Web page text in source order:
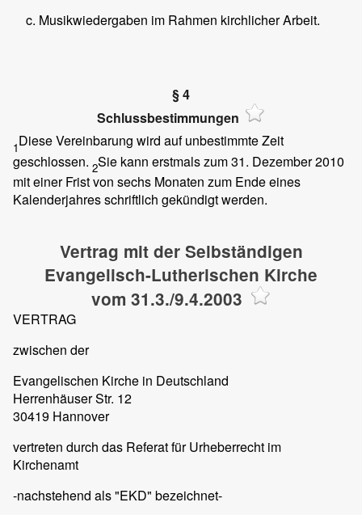
Musikwiedergaben im Rahmen kirchlicher Arbeit.
§ 4
Schlussbestimmungen
1Diese Vereinbarung wird auf unbestimmte Zeit
geschlossen. 2Sie kann erstmals zum 31. Dezember 2010
mit einer Frist von sechs Monaten zum Ende eines
Kalenderjahres schriftlich gekündigt werden.
Vertrag mit der Selbständigen
Evangelisch-Lutherischen Kirche
vom 31.3./9.4.2003
VERTRAG
zwischen der
Evangelischen Kirche in Deutschland
Herrenhäuser Str. 12
30419 Hannover
vertreten durch das Referat für Urheberrecht im
Kirchenamt
-nachstehend als "EKD" bezeichnet-